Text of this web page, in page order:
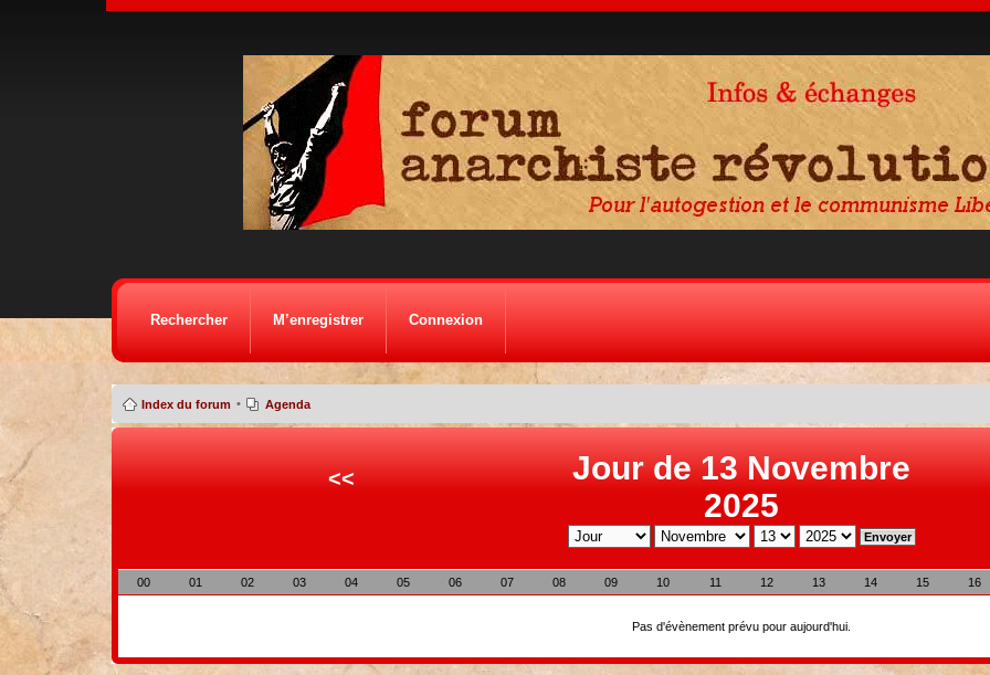
Rechercher M’enregistrer Connexion
Index du forum • Agenda
<<
Jour de 13 Novembre
2025
00 01 02 03 04 05 06 07 08 09 10 11 12 13 14 15 16
Pas d'évènement prévu pour aujourd'hui.